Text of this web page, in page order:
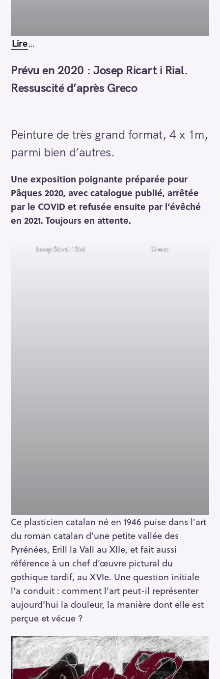
Lire…
Prévu en 2020 : Josep Ricart i Rial.
Ressuscité d’après Greco
Peinture de très grand format, 4 x 1m,
parmi bien d’autres.
Une exposition poignante préparée pour
Pâques 2020, avec catalogue publié, arrêtée
par le COVID et refusée ensuite par l’évêché
en 2021. Toujours en attente.
Josep Ricart i Rial Greco
Ce plasticien catalan né en 1946 puise dans l’art
du roman catalan d’une petite vallée des
Pyrénées, Erill la Vall au XIIe, et fait aussi
référence à un chef d’œuvre pictural du
gothique tardif, au XVIe. Une question initiale
l’a conduit : comment l’art peut-il représenter
aujourd’hui la douleur, la manière dont elle est
perçue et vécue ?